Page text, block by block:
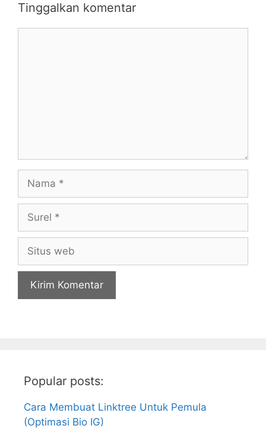
Tinggalkan komentar
Nama
Surel
Situs
web
Popular posts:
Cara Membuat Linktree Untuk Pemula
(Optimasi Bio IG)